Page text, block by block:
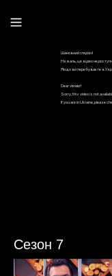
Сезон 7